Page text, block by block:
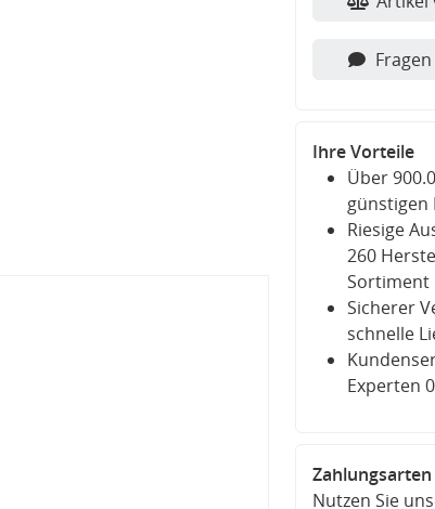
Ihre Vorteile
Über
günstigen
Riesige
260
Sortiment
Sicherer
schnelle
Experten
Zahlungsarten
Nutzen Sie